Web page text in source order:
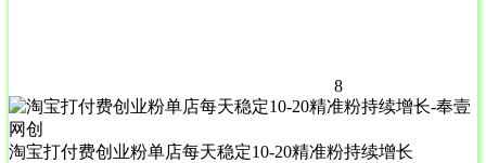
8
淘宝打付费创业粉单店每天稳定10-20精准粉持续增长